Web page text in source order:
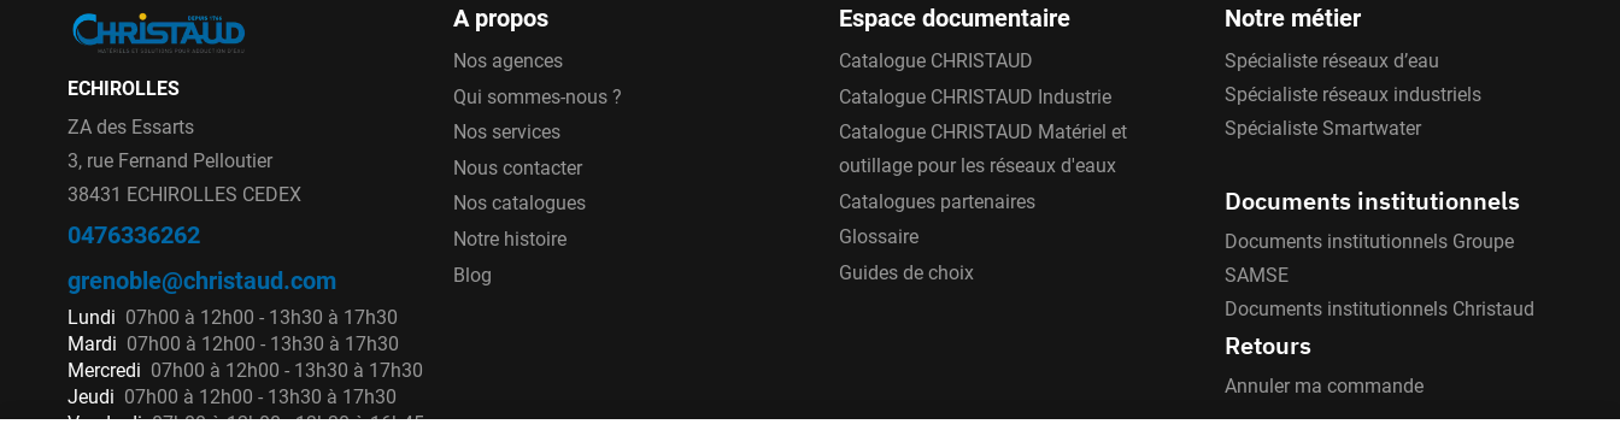
ECHIROLLES
ZA des Essarts
3, rue Fernand Pelloutier
38431 ECHIROLLES CEDEX
0476336262
grenoble@christaud.com
Lundi 07h00 à 12h00 - 13h30 à 17h30
Mardi 07h00 à 12h00 - 13h30 à 17h30
Mercredi 07h00 à 12h00 - 13h30 à 17h30
Jeudi 07h00 à 12h00 - 13h30 à 17h30
Vendredi 07h00 à 12h00 - 13h30 à 16h45
A propos
Nos agences
Qui sommes-nous ?
Nos services
Nous contacter
Nos catalogues
Notre histoire
Blog
Espace documentaire
Catalogue CHRISTAUD
Catalogue CHRISTAUD Industrie
Catalogue CHRISTAUD Matériel et
outillage pour les réseaux d'eaux
Catalogues partenaires
Glossaire
Guides de choix
Notre métier
Spécialiste réseaux d’eau
Spécialiste réseaux industriels
Spécialiste Smartwater
Documents institutionnels
Documents institutionnels Groupe
SAMSE
Documents institutionnels Christaud
Retours
Annuler ma commande